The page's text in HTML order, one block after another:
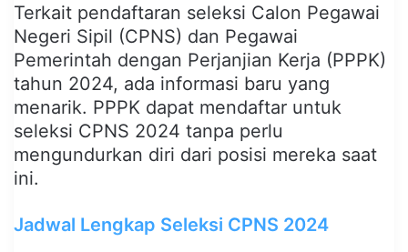
Terkait pendaftaran seleksi Calon Pegawai
Negeri Sipil (CPNS) dan Pegawai
Pemerintah dengan Perjanjian Kerja (PPPK)
tahun 2024, ada informasi baru yang
menarik. PPPK dapat mendaftar untuk
seleksi CPNS 2024 tanpa perlu
mengundurkan diri dari posisi mereka saat
ini.
Jadwal Lengkap Seleksi CPNS 2024